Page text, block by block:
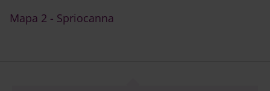
Mapa 2 - Spriocanna